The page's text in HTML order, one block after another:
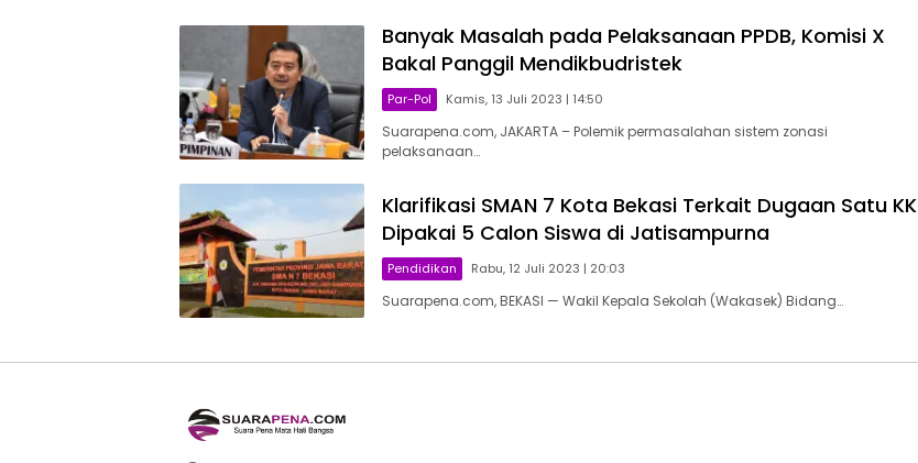
Banyak Masalah pada Pelaksanaan PPDB, Komisi X
Bakal Panggil Mendikbudristek
Par-Pol Kamis, 13 Juli 2023 | 14:50
Suarapena.com, JAKARTA – Polemik permasalahan sistem zonasi
pelaksanaan…
Klarifikasi SMAN 7 Kota Bekasi Terkait Dugaan Satu KK
Dipakai 5 Calon Siswa di Jatisampurna
Pendidikan Rabu, 12 Juli 2023 | 20:03
Suarapena.com, BEKASI — Wakil Kepala Sekolah (Wakasek) Bidang…